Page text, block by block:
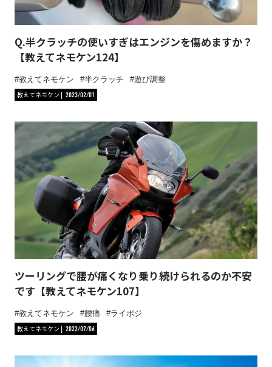
Q.半クラッチの使いすぎはエンジンを傷めますか？
【教えてネモケン124】
教えてネモケン 半クラッチ
遊び調整
教えてネモケン
2023/02/01
ツーリングで腰が痛くなり乗り続けられるのか不安
です【教えてネモケン107】
教えてネモケン 腰痛
ライポジ
教えてネモケン
2022/07/06